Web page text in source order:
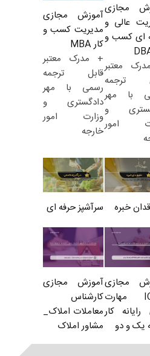
مجازی
عالی و
ای کسب و
معتبر
ترجمه
با مهر
و
امور
آموزش مجازی
مدیریت کسب و
کار MBA
+ مدرک معتبر
قابل ترجمه
رسمی با مهر
دادگستری و
وزارت امور
خارجه
خبره سرآشپز حرفه ای
مجازی
ICDL مهارت
کار
یک و دو
آموزش مجازی
کارشناس
معاملات املاک_
مشاور املاک